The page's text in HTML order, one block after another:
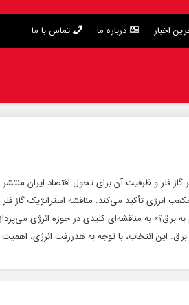
اخبار درباره ما تماس با ما
با تمرکز بر گاز فلر و ظرفیت آن برای تحول اقتصاد
انرژی تأکید می‌کند. مناقشه استراتژیک گاز فلر
به برق؟» به مناقشه‌ای کلیدی در حوزه انرژی
این انتخاب، با توجه به هدررفت انرژی،